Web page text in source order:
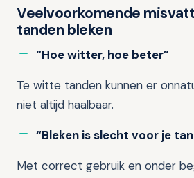
Veelvoorkomende
tanden bleken
“Hoe witter, hoe beter”
Te witte tanden kunnen er
niet altijd haalbaar.
“Bleken is slecht voor je
Met correct gebruik en onder